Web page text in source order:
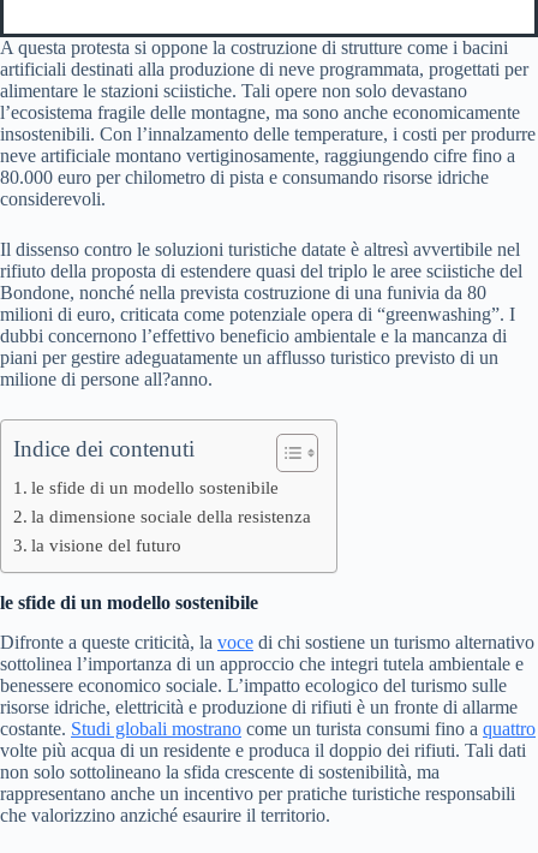
A questa protesta si oppone la costruzione di strutture come i bacini
artificiali destinati alla produzione di neve programmata, progettati per
alimentare le stazioni sciistiche. Tali opere non solo devastano
l’ecosistema fragile delle montagne, ma sono anche economicamente
insostenibili. Con l’innalzamento delle temperature, i costi per produrre
neve artificiale montano vertiginosamente, raggiungendo cifre fino a
80.000 euro per chilometro di pista e consumando risorse idriche
considerevoli.
Il dissenso contro le soluzioni turistiche datate è altresì avvertibile nel
rifiuto della proposta di estendere quasi del triplo le aree sciistiche del
Bondone, nonché nella prevista costruzione di una funivia da 80
milioni di euro, criticata come potenziale opera di “greenwashing”. I
dubbi concernono l’effettivo beneficio ambientale e la mancanza di
piani per gestire adeguatamente un afflusso turistico previsto di un
milione di persone all?anno.
Indice dei contenuti
le sfide di un modello sostenibile
la dimensione sociale della resistenza
la visione del futuro
le sfide di un modello sostenibile
Difronte a queste criticità, la voce di chi sostiene un turismo alternativo
sottolinea l’importanza di un approccio che integri tutela ambientale e
benessere economico sociale. L’impatto ecologico del turismo sulle
risorse idriche, elettricità e produzione di rifiuti è un fronte di allarme
costante. Studi globali mostrano come un turista consumi fino a quattro
volte più acqua di un residente e produca il doppio dei rifiuti. Tali dati
non solo sottolineano la sfida crescente di sostenibilità, ma
rappresentano anche un incentivo per pratiche turistiche responsabili
che valorizzino anziché esaurire il territorio.